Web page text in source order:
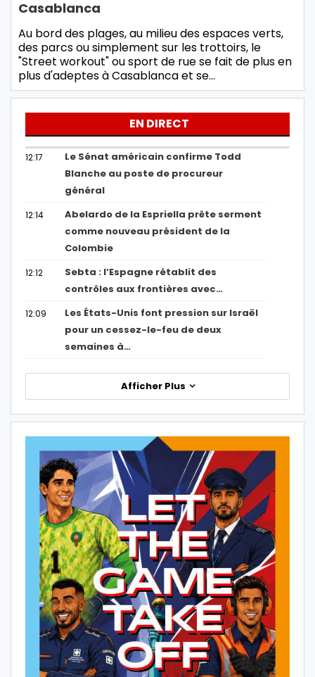
Casablanca
Au bord des plages, au milieu des espaces verts,
des parcs ou simplement sur les trottoirs, le
"Street workout" ou sport de rue se fait de plus en
plus d'adeptes à Casablanca et se…
EN DIRECT
12:17
Le Sénat américain confirme Todd
Blanche au poste de procureur
général
12:14
Abelardo de la Espriella prête serment
comme nouveau président de la
Colombie
12:12
Sebta : l’Espagne rétablit des
contrôles aux frontières avec…
12:09
Les États-Unis font pression sur Israël
pour un cessez-le-feu de deux
semaines à…
Afficher Plus